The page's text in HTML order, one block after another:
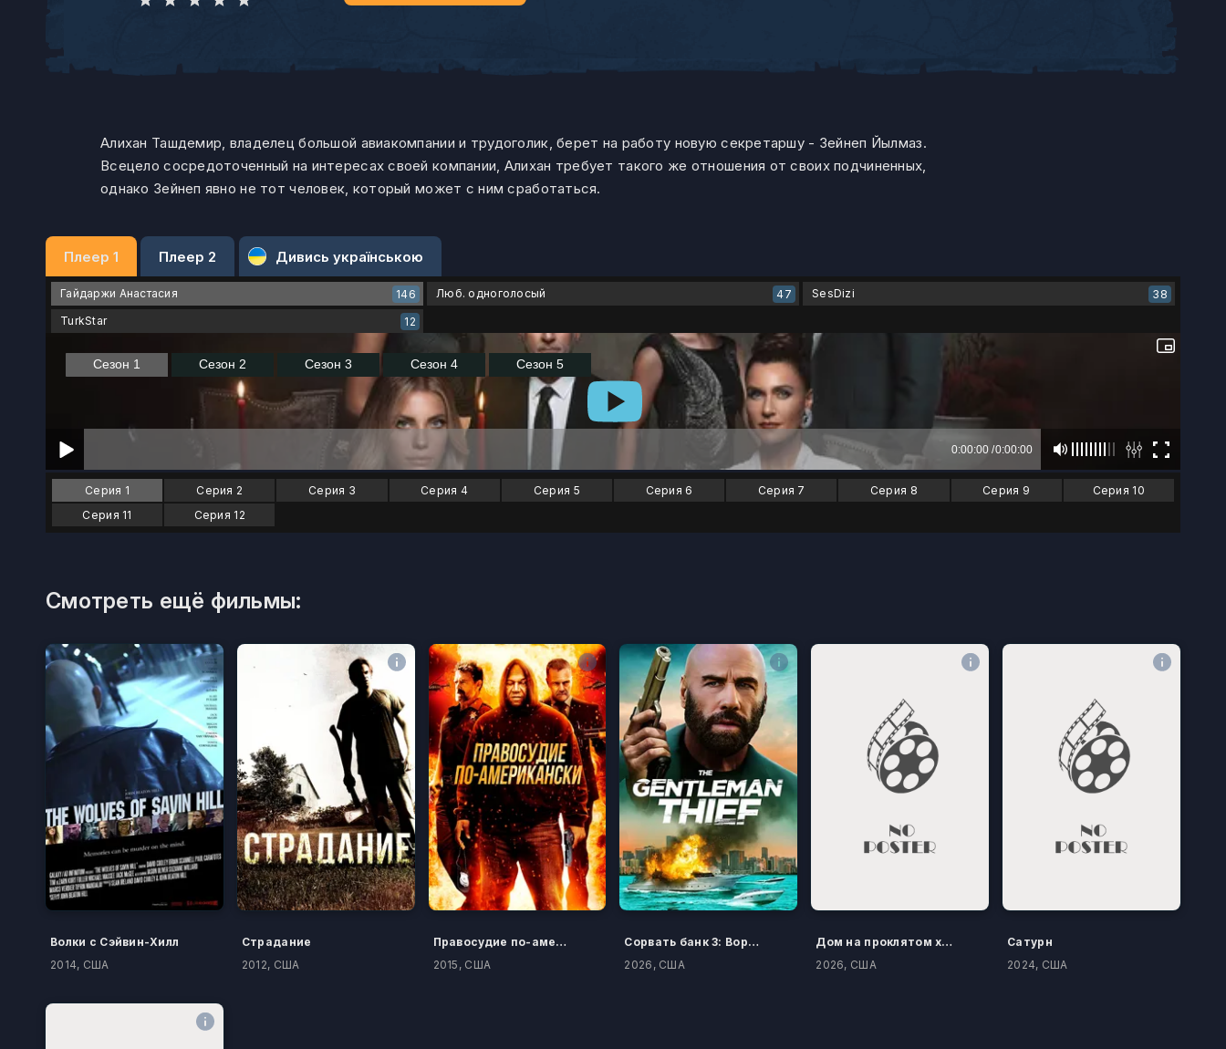
Алихан Ташдемир, владелец большой авиакомпании и трудоголик, берет на работу новую секретаршу - Зейнеп Йылмаз.
Всецело сосредоточенный на интересах своей компании, Алихан требует такого же отношения от своих подчиненных,
однако Зейнеп явно не тот человек, который может с ним сработаться.
Плеер 1 Плеер 2 Дивись українською
Гайдаржи Анастасия 146 Люб. одноголосый 47 SesDizi
38
TurkStar
12
Серия 1 Серия 2 Серия 3 Серия 4 Серия 5 Серия 6 Серия 7 Серия 8 Серия 9
Серия 10
Серия 11
Серия 12
Смотреть ещё фильмы:
Волки с Сэйвин-Хилл
2014, США
Страдание
2012, США
Правосудие по-американски
2015, США
Сорвать банк 3: Вор-джентльмен
2026, США
Дом на проклятом холме
2026, США
Сатурн
2024, США